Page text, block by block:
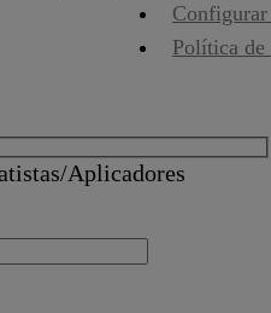
Política
Aplicadores